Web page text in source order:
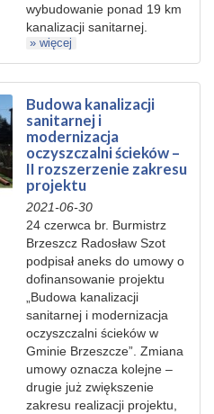
wybudowanie ponad 19 km
kanalizacji sanitarnej.
» więcej
Budowa kanalizacji
sanitarnej i
modernizacja
oczyszczalni ścieków –
II rozszerzenie zakresu
projektu
2021-06-30
24 czerwca br. Burmistrz
Brzeszcz Radosław Szot
podpisał aneks do umowy o
dofinansowanie projektu
„Budowa kanalizacji
sanitarnej i modernizacja
oczyszczalni ścieków w
Gminie Brzeszcze”. Zmiana
umowy oznacza kolejne –
drugie już zwiększenie
zakresu realizacji projektu,